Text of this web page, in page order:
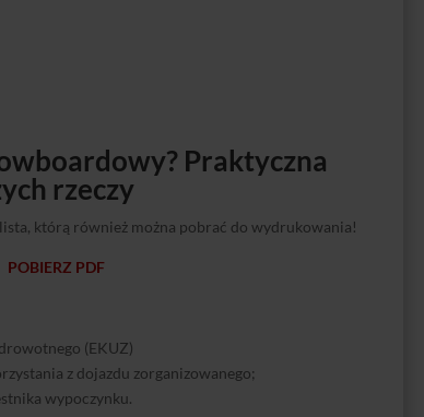
(EKUZ)
z dojazdu zorganizowanego;
wypoczynku.
| 2 komplety